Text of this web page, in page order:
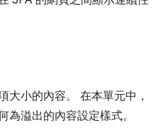
大小的內容。 在本單元中，
為溢出的內容設定樣式。